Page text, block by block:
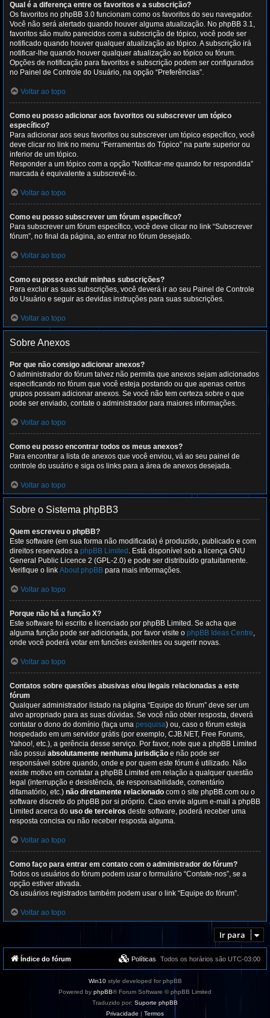
Qual é a diferença entre os favoritos e a subscrição?
Os favoritos no phpBB 3.0 funcionam como os favoritos do seu navegador.
Você não será alertado quando houver alguma atualização. No phpBB 3.1,
favoritos são muito parecidos com a subscrição de tópico, você pode ser
notificado quando houver qualquer atualização ao tópico. A subscrição irá
notificar-lhe quando houver qualquer atualização ao tópico ou fórum.
Opções de notificação para favoritos e subscrição podem ser configurados
no Painel de Controle do Usuário, na opção “Preferências”.
Voltar ao topo
Como eu posso adicionar aos favoritos ou subscrever um tópico
específico?
Para adicionar aos seus favoritos ou subscrever um tópico específico, você
deve clicar no link no menu “Ferramentas do Tópico” na parte superior ou
inferior de um tópico.
Responder a um tópico com a opção “Notificar-me quando for respondida”
marcada é equivalente a subscrevê-lo.
Voltar ao topo
Como eu posso subscrever um fórum específico?
Para subscrever um fórum específico, você deve clicar no link “Subscrever
fórum”, no final da página, ao entrar no fórum desejado.
Voltar ao topo
Como eu posso excluir minhas subscrições?
Para excluir as suas subscrições, você deverá ir ao seu Painel de Controle
do Usuário e seguir as devidas instruções para suas subscrições.
Voltar ao topo
Sobre Anexos
Por que não consigo adicionar anexos?
O administrador do fórum talvez não permita que anexos sejam adicionados
especificando no fórum que você esteja postando ou que apenas certos
grupos possam adicionar anexos. Se você não tem certeza sobre o que
pode ser enviado, contate o administrador para maiores informações.
Voltar ao topo
Como eu posso encontrar todos os meus anexos?
Para encontrar a lista de anexos que você enviou, vá ao seu painel de
controle do usuário e siga os links para a área de anexos desejada.
Voltar ao topo
Sobre o Sistema phpBB3
Quem escreveu o phpBB?
Este software (em sua forma não modificada) é produzido, publicado e com
direitos reservados a phpBB Limited . Está disponível sob a licença GNU
General Public Licence 2 (GPL-2.0) e pode ser distribuído gratuitamente.
Verifique o link About phpBB para mais informações.
Voltar ao topo
Porque não há a função X?
Este software foi escrito e licenciado por phpBB Limited. Se acha que
alguma função pode ser adicionada, por favor visite o phpBB Ideas Centre,
onde você poderá votar em funcões existentes ou sugerir novas.
Voltar ao topo
Contatos sobre questões abusivas e/ou ilegais relacionadas a este
fórum
Qualquer administrador listado na página “Equipe do fórum” deve ser um
alvo apropriado para as suas dúvidas. Se você não obter resposta, deverá
contatar o dono do domínio (faça uma pesquisa) ou, caso o fórum esteja
hospedado em um servidor grátis (por exemplo, CJB.NET, Free Forums,
Yahoo!, etc.), a gerência desse serviço. Por favor, note que a phpBB Limited
não possui absolutamente nenhuma jurisdição e não pode ser
responsável sobre quando, onde e por quem este fórum é utilizado. Não
existe motivo em contatar a phpBB Limited em relação a qualquer questão
legal (interrupção e desistência, de responsabilidade, comentário
difamatório, etc.) não diretamente relacionado com o site phpBB.com ou o
software discreto do phpBB por si próprio. Caso envie algum e-mail a phpBB
Limited acerca do uso de terceiros deste software, poderá receber uma
resposta concisa ou não receber resposta alguma.
Voltar ao topo
Como faço para entrar em contato com o administrador do fórum?
Todos os usuários do fórum podem usar o formulário “Contate-nos”, se a
opção estiver ativada.
Os usuários registrados também podem usar o link “Equipe do fórum”.
Voltar ao topo
Ir para
Índice do fórum Todos os horários são UTC-03:00
Políticas
Win10style developed for phpBB
Powered by phpBB® Forum Software © phpBB Limited
Traduzido por: Suporte phpBB
Privacidade | Termos